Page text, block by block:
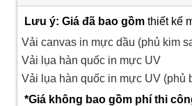
Lưu ý: Giá đã bao gồmthiết kế
Vải canvas in mực dầu (phủ kim
Vải lụa hàn quốc in mực UV
Vải lụa hàn quốc in mực UV (phủ
*Giá không bao gồm phí thi